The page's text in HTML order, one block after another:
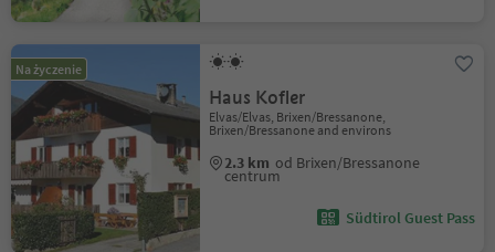
Na życzenie
Haus Kofler
Elvas/Elvas, Brixen/Bressanone,
Brixen/Bressanone and environs
2.3 km od Brixen/Bressanone
centrum
Südtirol Guest Pass